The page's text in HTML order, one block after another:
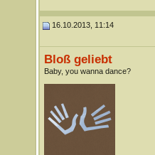
16.10.2013, 11:14
Bloß geliebt
Baby, you wanna dance?